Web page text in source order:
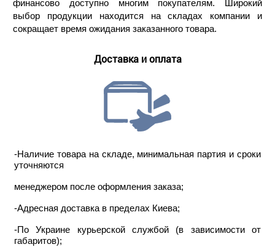
финансово доступно многим покупателям. Широкий
выбор продукции находится на складах компании и
сокращает время ожидания заказанного товара.
Доставка и оплата
-Наличие товара на складе, минимальная партия и сроки
уточняются
менеджером после оформления заказа;
-Адресная доставка в пределах Киева;
-По Украине курьерской службой (в зависимости от
габаритов);